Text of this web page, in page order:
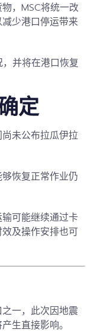
，MSC将统一改
少港口停运带来
并将在港口恢复
定
未公布拉瓜伊拉
恢复正常作业仍
可能继续通过卡
及操作安排也可
一，此次因地震
生直接影响。